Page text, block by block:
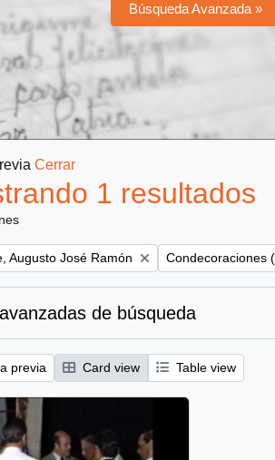
Búsqueda Avanzada »
Cerrar
1 resultados
Augusto José Ramón Remove filter:
Condecoraciones
de búsqueda
previa Card view Table view